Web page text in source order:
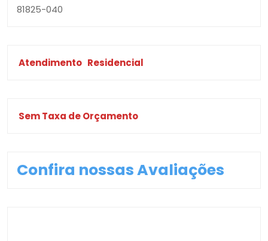
81825-040
Atendimento Residencial
Sem Taxa de Orçamento
Confira nossas Avaliações